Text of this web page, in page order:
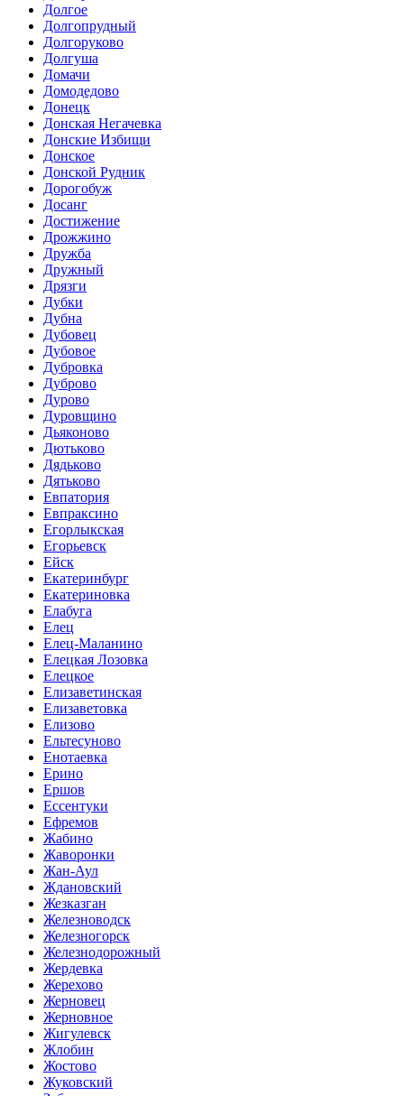
Долгое
Долгопрудный
Долгоруково
Долгуша
Домачи
Домодедово
Донецк
Донская Негачевка
Донские Избищи
Донское
Донской Рудник
Дорогобуж
Досанг
Достижение
Дрожжино
Дружба
Дружный
Дрязги
Дубки
Дубна
Дубовец
Дубовое
Дубровка
Дуброво
Дурово
Дуровщино
Дьяконово
Дютьково
Дядьково
Дятьково
Евпатория
Евпраксино
Егорлыкская
Егорьевск
Ейск
Екатеринбург
Екатериновка
Елабуга
Елец
Елец-Маланино
Елецкая Лозовка
Елецкое
Елизаветинская
Елизаветовка
Елизово
Ельтесуново
Енотаевка
Ерино
Ершов
Ессентуки
Ефремов
Жабино
Жаворонки
Жан-Аул
Ждановский
Жезказган
Железноводск
Железногорск
Железнодорожный
Жердевка
Жерехово
Жерновец
Жерновное
Жигулевск
Жлобин
Жостово
Жуковский